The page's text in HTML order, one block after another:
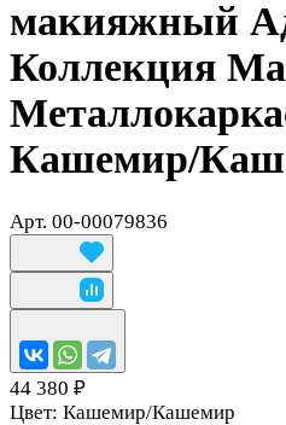
макияжный
Коллекция
Кашемир/
Арт. 00-00079836
44 380 ₽
Цвет: Кашемир/Кашемир